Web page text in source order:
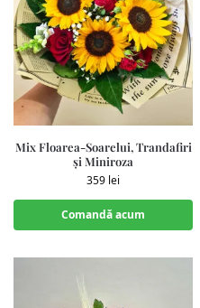
Mix Floarea-Soarelui, Trandafiri
și Miniroza
359 lei
Comandă acum